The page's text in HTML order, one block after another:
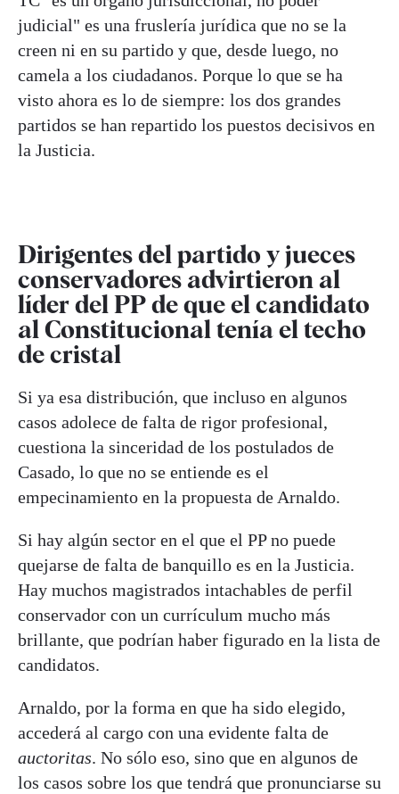
judicial" es una fruslería jurídica que no se la
creen ni en su partido y que, desde luego, no
camela a los ciudadanos. Porque lo que se ha
visto ahora es lo de siempre: los dos grandes
partidos se han repartido los puestos decisivos en
la Justicia.
Dirigentes del partido y jueces
conservadores advirtieron al
líder del PP de que el candidato
al Constitucional tenía el techo
de cristal
Si ya esa distribución, que incluso en algunos
casos adolece de falta de rigor profesional,
cuestiona la sinceridad de los postulados de
Casado, lo que no se entiende es el
empecinamiento en la propuesta de Arnaldo.
Si hay algún sector en el que el PP no puede
quejarse de falta de banquillo es en la Justicia.
Hay muchos magistrados intachables de perfil
conservador con un currículum mucho más
brillante, que podrían haber figurado en la lista de
candidatos.
Arnaldo, por la forma en que ha sido elegido,
accederá al cargo con una evidente falta de
auctoritas. No sólo eso, sino que en algunos de
los casos sobre los que tendrá que pronunciarse su